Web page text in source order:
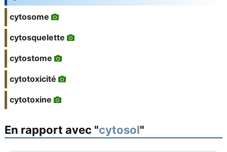
cytosome
cytosquelette
cytostome
cytotoxicité
cytotoxine
En rapport avec "cytosol"